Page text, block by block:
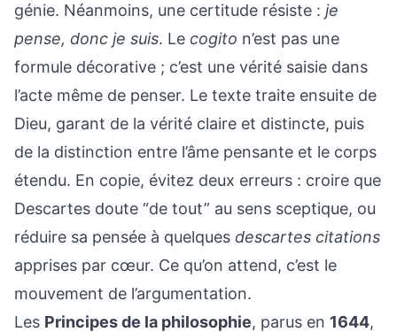
génie. Néanmoins, une certitude résiste : je
pense, donc je suis. Le cogito n’est pas une
formule décorative ; c’est une vérité saisie dans
l’acte même de penser. Le texte traite ensuite de
Dieu, garant de la vérité claire et distincte, puis
de la distinction entre l’âme pensante et le corps
étendu. En copie, évitez deux erreurs : croire que
Descartes doute “de tout” au sens sceptique, ou
réduire sa pensée à quelques descartes citations
apprises par cœur. Ce qu’on attend, c’est le
mouvement de l’argumentation.
Les Principes de la philosophie, parus en 1644,